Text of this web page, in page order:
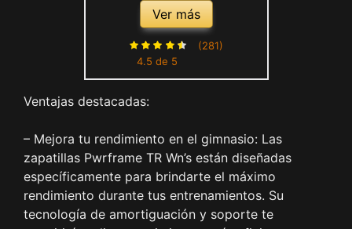
Blanco Puma White Fizzy
Apple, 42 EU
Ver más
4.5 de 5
(281)
Ventajas destacadas:
– Mejora tu rendimiento en el gimnasio: Las
zapatillas Pwrframe TR Wn’s están diseñadas
específicamente para brindarte el máximo
rendimiento durante tus entrenamientos. Su
tecnología de amortiguación y soporte te